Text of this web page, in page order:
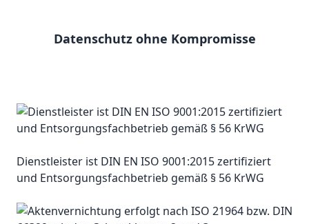
Datenschutz ohne Kompromisse
Dienstleister ist DIN EN ISO 9001:2015 zertifiziert
und Entsorgungsfachbetrieb gemäß § 56 KrWG